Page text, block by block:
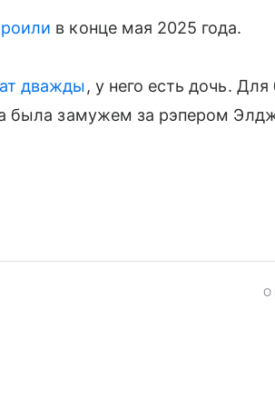
в конце мая 2025 года.
дважды, у него есть дочь.
была замужем за рэпером
О